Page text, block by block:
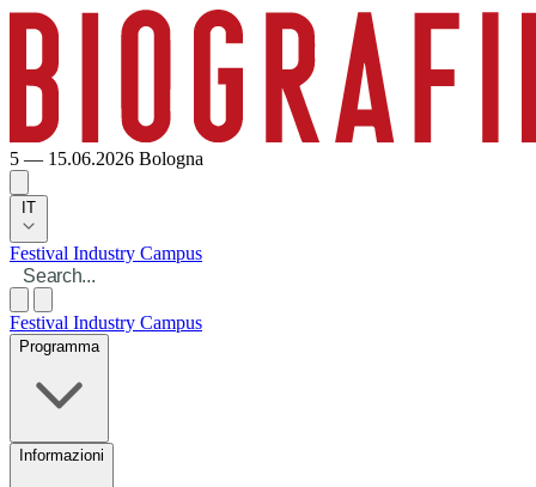
5 — 15.06.2026 Bologna
IT
Festival Industry Campus
Festival Industry Campus
Programma
Informazioni